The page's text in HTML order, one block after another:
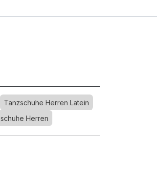
Tanzschuhe Herren Latein
Herren